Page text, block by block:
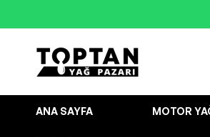
ANA SAYFA MOTOR